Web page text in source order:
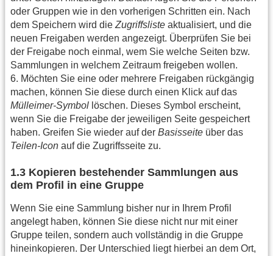
oder Gruppen wie in den vorherigen Schritten ein. Nach
dem Speichern wird die Zugriffsliste aktualisiert, und die
neuen Freigaben werden angezeigt. Überprüfen Sie bei
der Freigabe noch einmal, wem Sie welche Seiten bzw.
Sammlungen in welchem Zeitraum freigeben wollen.
6. Möchten Sie eine oder mehrere Freigaben rückgängig
machen, können Sie diese durch einen Klick auf das
Mülleimer-Symbol löschen. Dieses Symbol erscheint,
wenn Sie die Freigabe der jeweiligen Seite gespeichert
haben. Greifen Sie wieder auf der Basisseite über das
Teilen-Icon auf die Zugriffsseite zu.
1.3 Kopieren bestehender Sammlungen aus
dem Profil in eine Gruppe
Wenn Sie eine Sammlung bisher nur in Ihrem Profil
angelegt haben, können Sie diese nicht nur mit einer
Gruppe teilen, sondern auch vollständig in die Gruppe
hineinkopieren. Der Unterschied liegt hierbei an dem Ort,